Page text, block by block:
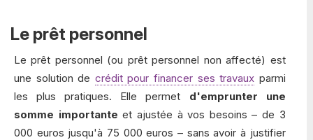
Le prêt personnel
Le prêt personnel (ou prêt personnel non affecté) est
une solution de crédit pour financer ses travaux parmi
les plus pratiques. Elle permet d'emprunter une
somme importante et ajustée à vos besoins – de 3
000 euros jusqu'à 75 000 euros – sans avoir à justifier